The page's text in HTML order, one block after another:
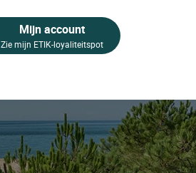
Mijn account
Zie mijn ETIK-loyaliteitspot